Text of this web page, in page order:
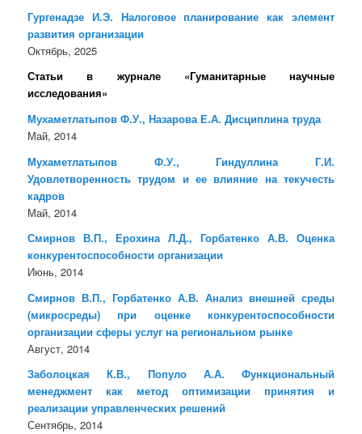
Гургенадзе И.Э. Налоговое планирование как элемент
развития организации
Октябрь, 2025
Статьи в журнале «Гуманитарные научные
исследования»
Мухаметлатыпов Ф.У., Назарова Е.А. Дисциплина труда
Май, 2014
Мухаметлатыпов Ф.У., Гиндуллина Г.И.
Удовлетворенность трудом и ее влияние на текучесть
кадров
Май, 2014
Смирнов В.П., Ерохина Л.Д., Горбатенко А.В. Оценка
конкурентоспособности организации
Июнь, 2014
Смирнов В.П., Горбатенко А.В. Анализ внешней среды
(микросреды) при оценке конкурентоспособности
организации сферы услуг на региональном рынке
Август, 2014
Заболоцкая К.В., Популо А.А. Функциональный
менеджмент как метод оптимизации принятия и
реализации управленческих решений
Сентябрь, 2014